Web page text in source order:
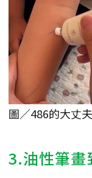
圖／486的大丈
3.油性筆畫